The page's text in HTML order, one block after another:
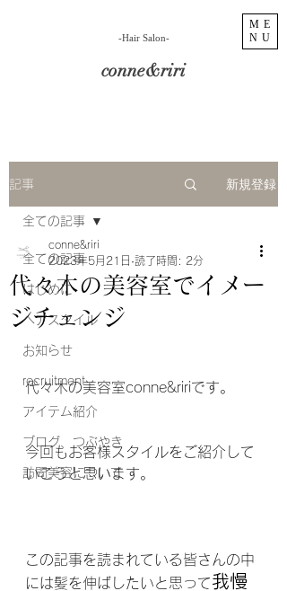
ME
NU
conne&riri
​-Hair Salon-
記事 新規登録
全ての記事
はじめに
ヘアスタイル
お知らせ
recruitment
アイテム紹介
ブログ、つぶやき
訪問美容について
全ての記事
代々木の美容室でイメー
ジチェンジ
conne&riri
2023年5月21日 読了時間: 2分
代々木の美容室conne&ririです。
今回もお客様スタイルをご紹介して
いこうと思います。
この記事を読まれている皆さんの中
には髪を伸ばしたいと思って我慢